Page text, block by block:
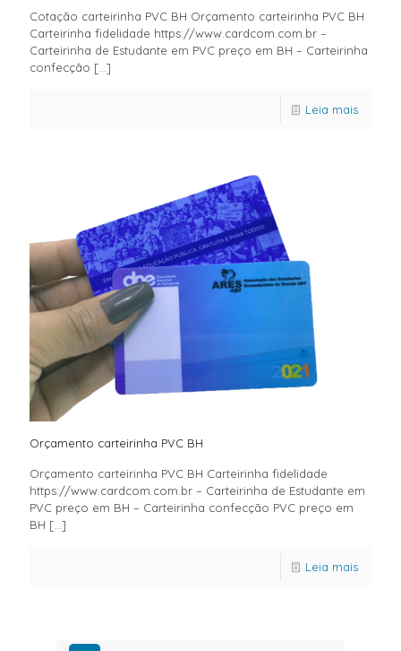
Cotação carteirinha PVC BH Orçamento carteirinha PVC BH
Carteirinha fidelidade https://www.cardcom.com.br –
Carteirinha de Estudante em PVC preço em BH – Carteirinha
confecção […]
Leia mais
Orçamento carteirinha PVC BH
Orçamento carteirinha PVC BH Carteirinha fidelidade
https://www.cardcom.com.br – Carteirinha de Estudante em
PVC preço em BH – Carteirinha confecção PVC preço em
BH […]
Leia mais